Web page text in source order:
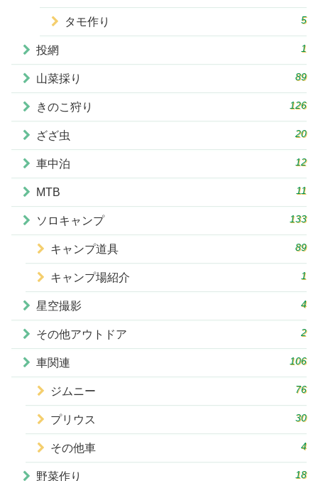
タモ作り 5
投網 1
山菜採り 89
きのこ狩り 126
ざざ虫 20
車中泊 12
MTB 11
ソロキャンプ 133
キャンプ道具 89
キャンプ場紹介 1
星空撮影 4
その他アウトドア 2
車関連 106
ジムニー 76
プリウス 30
その他車 4
野菜作り 18